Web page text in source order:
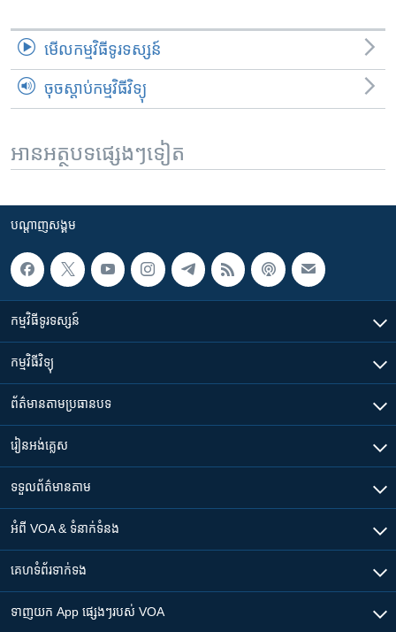
មើល​កម្មវិធី​ទូរទស្សន៍
ចុចស្តាប់កម្មវិធីវិទ្យុ
អានអត្ថបទផ្សេងៗទៀត
បណ្តាញ​សង្គម
កម្មវិធី​ទូរទស្សន៍
កម្មវិធី​វិទ្យុ
ព័ត៌មាន​តាមប្រធានបទ​
រៀន​​អង់គ្លេស
ទទួល​ព័ត៌មាន​តាម
អំពី​ VOA & ទំនាក់ទំនង
គេហទំព័រ​​ទាក់ទង
ទាញយក​ App ផ្សេងៗ​របស់​ VOA